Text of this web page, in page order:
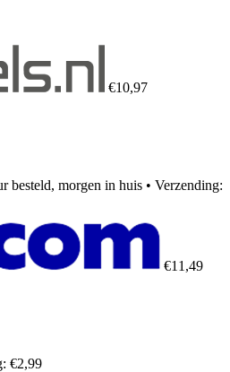
€10,97
besteld, morgen in huis • Verzending:
€11,49
€2,99